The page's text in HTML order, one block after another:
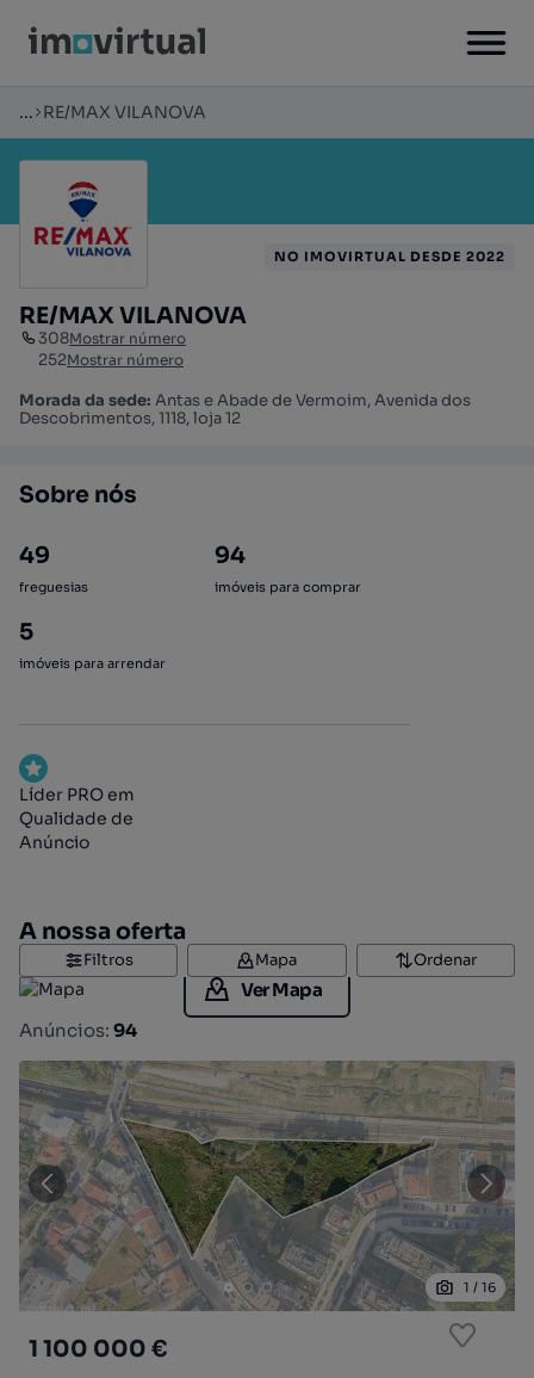
... RE/MAX VILANOVA
RE/MAX VILANOVA
308Mostrar número
252Mostrar número
Morada da sede: Antas e Abade de Vermoim, Avenida dos
Descobrimentos, 1118, loja 12
NO IMOVIRTUAL DESDE 2022
Sobre nós
49
freguesias
94
imóveis para comprar
5
imóveis para arrendar
Líder PRO em
Qualidade de
Anúncio
A nossa oferta
Filtros Mapa Ordenar
Ver Mapa
Anúncios: 94
1 / 16
1 100 000 €